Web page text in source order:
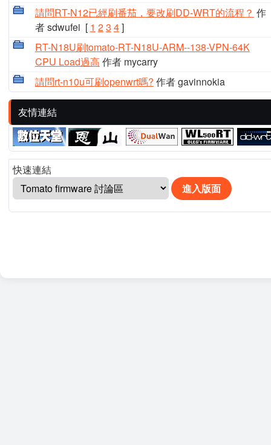
請問RT-N12已經刷番茄，要改刷DD-WRT的流程？ 作
者 sdwufei [ 1 23 4]
RT-N18U刷tomato-RT-N18U-ARM--138-VPN-64K
CPU Load過高 作者 mycarry
請問rt-n10u可刷openwrt嗎? 作者 gavinnokia
友情連結
快速連結